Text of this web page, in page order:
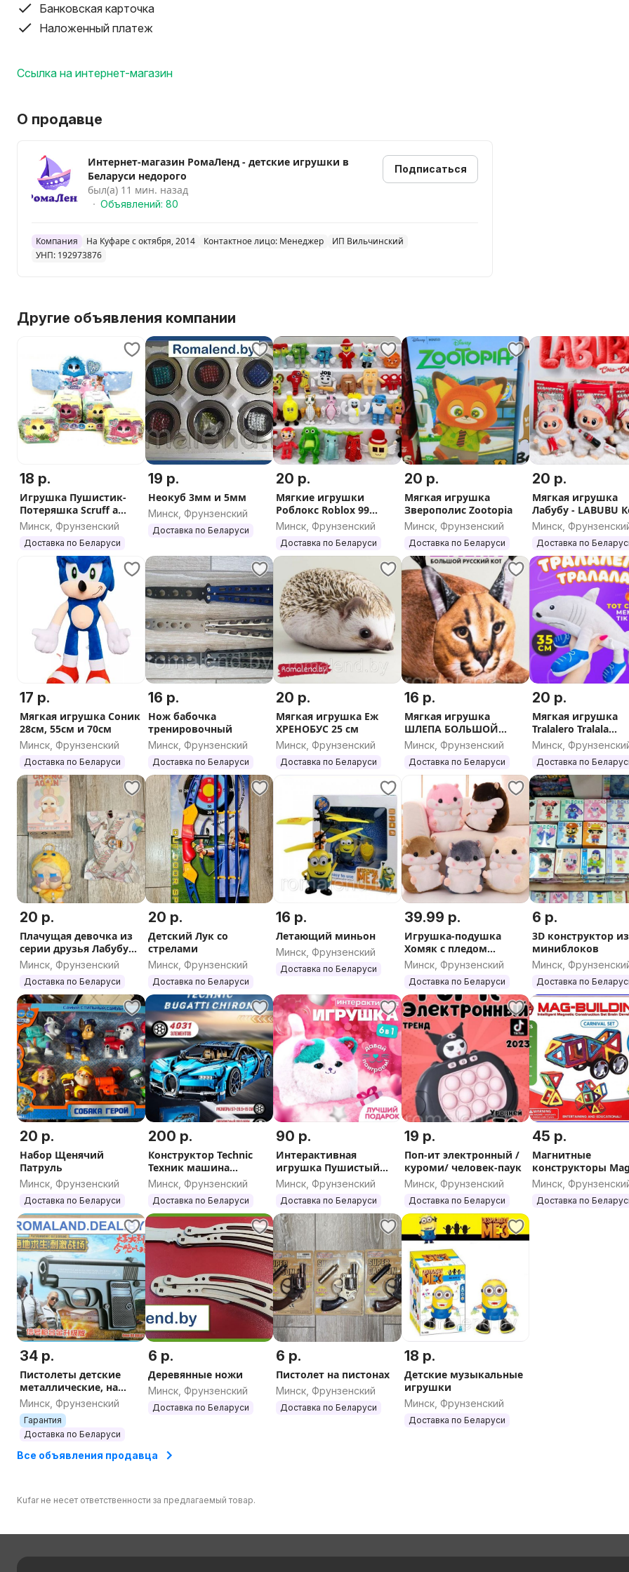
вариантом. Это прекрасный подарок для вашего ребенка. Мягкая плюшевая игрушка
антистресс. Гипоаллергенный материал. Она также может быть использована в
Банковская карточка
Наложенный платеж
Ссылка на интернет-магазин
О продавце
Интернет-магазин РомаЛенд - детские игрушки в
Беларуси недорого
был(а) 11 мин. назад
Объявлений: 80
Подписаться
Компания На Куфаре с октября, 2014 Контактное лицо: Менеджер
ИП Вильчинский
УНП: 192973876
Другие объявления компании
18 р.
Игрушка Пушистик-
Потеряшка Scruff a
Luvs
Минск, Фрунзенский
Доставка по Беларуси
19 р.
Неокуб 3мм и 5мм
Минск, Фрунзенский
Доставка по Беларуси
20 р.
Мягкие игрушки
Роблокс Roblox 99
ночей в лесу 99 nightd
in the forest
Минск, Фрунзенский
Доставка по Беларуси
20 р.
Мягкая игрушка
Зверополис Zootopia
Минск, Фрунзенский
Доставка по Беларуси
20 р.
Мягкая игрушка
Лабубу - LABUBU
кола
Минск,
Доставка по
17 р.
Мягкая игрушка Соник
28см, 55см и 70см
Минск, Фрунзенский
Доставка по Беларуси
16 р.
Нож бабочка
тренировочный
Минск, Фрунзенский
Доставка по Беларуси
20 р.
Мягкая игрушка Еж
ХРЕНОБУС 25 см
Минск, Фрунзенский
Доставка по Беларуси
16 р.
Мягкая игрушка
ШЛЕПА БОЛЬШОЙ
РУССКИЙ КОТ 25 см, 45
см, 55см
Минск, Фрунзенский
Доставка по Беларуси
20 р.
Мягкая игрушка
Tralalero Tralala
(Тралалело
Минск,
Доставка по
20 р.
Плачущая девочка из
серии друзья Лабубу
CRYBABY
Минск, Фрунзенский
Доставка по Беларуси
20 р.
Детский Лук со
стрелами
Минск, Фрунзенский
Доставка по Беларуси
16 р.
Летающий миньон
Минск, Фрунзенский
Доставка по Беларуси
39.99 р.
Игрушка-подушка
Хомяк с пледом
(одеялом) внутри.
Минск, Фрунзенский
Доставка по Беларуси
6 р.
3D конструктор из
миниблоков
Минск,
Доставка по
20 р.
Набор Щенячий
Патруль
Минск, Фрунзенский
Доставка по Беларуси
200 р.
Конструктор Technic
Техник машина
(бугатти, мерседес,
порш, феррари, додж,
форд, ниссан,шевроле
и др
Минск, Фрунзенский
Доставка по Беларуси
90 р.
Интерактивная
игрушка Пушистый
друг Кошечка
Минск, Фрунзенский
Доставка по Беларуси
19 р.
Поп-ит электронный /
куроми/ человек-паук
Минск, Фрунзенский
Доставка по Беларуси
45 р.
Магнитные
конструкторы Mag
Building 36, 48, 56
Минск,
Доставка по
34 р.
Пистолеты детские
металлические, на
пульках
Минск, Фрунзенский
Гарантия
Доставка по Беларуси
6 р.
Деревянные ножи
Минск, Фрунзенский
Доставка по Беларуси
6 р.
Пистолет на пистонах
Минск, Фрунзенский
Доставка по Беларуси
18 р.
Детские музыкальные
игрушки
Минск, Фрунзенский
Доставка по Беларуси
Все объявления продавца
Kufar не несет ответственности за предлагаемый товар.